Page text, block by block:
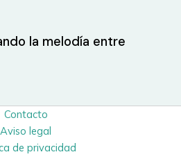
la melodía entre
Contacto
Aviso legal
de privacidad